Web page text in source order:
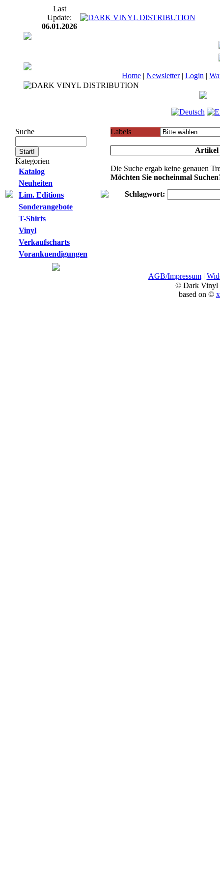
Last
Update:
06.01.2026
Home | Newsletter| Login |
Suche
Kategorien
Katalog
Neuheiten
Lim. Editions
Sonderangebote
T-Shirts
Vinyl
Verkaufscharts
Vorankuendigungen
Labels
Artikel
Die Suche ergab keine genauen
Möchten Sie nocheinmal
Schlagwort:
AGB/Impressum|
© Dark Vinyl
based on ©